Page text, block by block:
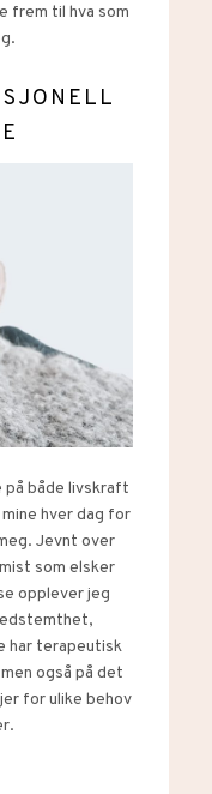
frem til hva som
både livskraft
hver dag for
Jevnt over
som elsker
opplever jeg
har terapeutisk
også på det
for ulike behov